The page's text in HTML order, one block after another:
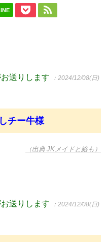
送りします ：2024/12/08(日)
チー牛様
（出典 JKメイドと絡も）
送りします ：2024/12/08(日)